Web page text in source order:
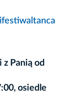
Panią od
osiedle